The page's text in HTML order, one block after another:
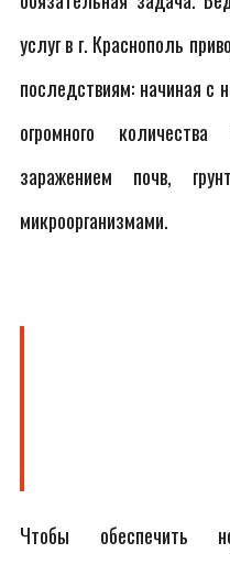
услуг в г. Краснополь
последствиям: начиная с
огромного
заражением почв,
микроорганизмами.
Чтобы обеспечить